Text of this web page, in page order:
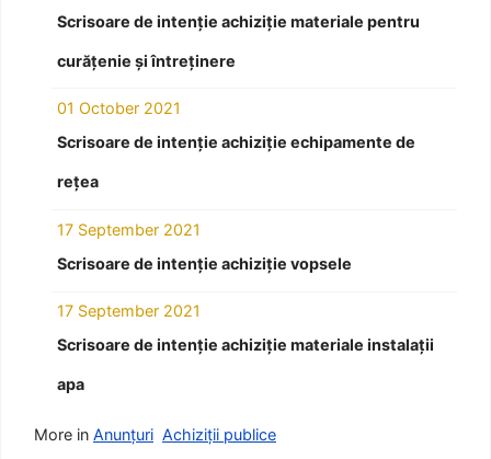
Scrisoare de intenție achiziție materiale pentru
curățenie și întreținere
01 October 2021
Scrisoare de intenție achiziție echipamente de
rețea
17 September 2021
Scrisoare de intenție achiziție vopsele
17 September 2021
Scrisoare de intenție achiziție materiale instalații
apa
More in Anunțuri Achiziții publice